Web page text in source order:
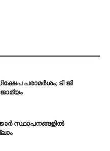
പരാമര്‍ശം; ടി ജി
സ്ഥാപനങ്ങളിൽ